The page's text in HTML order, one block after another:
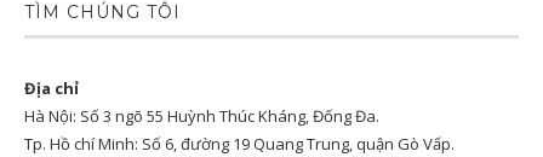
TÌM CHÚNG TÔI
Địa chỉ
Hà Nội: Số 3 ngõ 55 Huỳnh Thúc Kháng, Đống Đa.
Tp. Hồ chí Minh: Số 6, đường 19 Quang Trung, quận Gò Vấp.